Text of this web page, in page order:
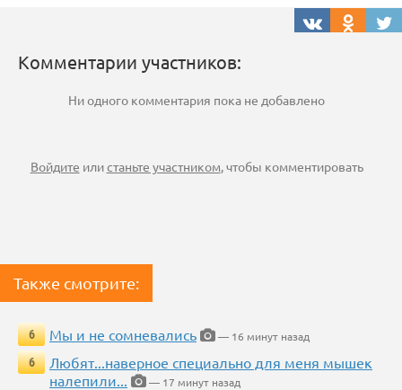
Комментарии участников:
Ни одного комментария пока не добавлено
Войдите илистаньте участником, чтобы комментировать
Также смотрите:
6 Мы и не сомневались
— 16 минут назад
6
Любят...наверное специально для меня мышек
налепили...
— 17 минут назад